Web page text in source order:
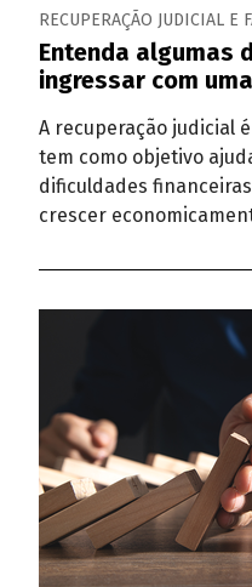
RECUPERAÇÃO JUDICIAL E
Entenda algumas
ingressar com
A recuperação judicial
tem como objetivo
dificuldades
crescer